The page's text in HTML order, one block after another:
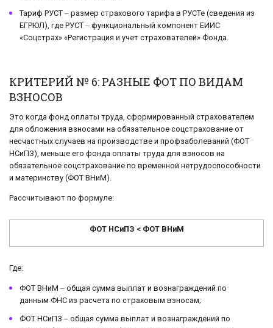
Тариф РУСТ ‒ размер страхового тарифа в РУСТе (сведения из
ЕГРЮЛ), где РУСТ ‒ функциональный компонент ЕИИС
«Соцстрах» «Регистрация и учет страхователей» Фонда.
КРИТЕРИЙ № 6: РАЗНЫЕ ФОТ ПО ВИДАМ
ВЗНОСОВ
Это когда фонд оплаты труда, сформированный страхователем
для обложения взносами на обязательное соцстрахование от
несчастных случаев на производстве и профзаболеваний (ФОТ
НСиПЗ), меньше его фонда оплаты труда для взносов на
обязательное соцстрахование по временной нетрудоспособности
и материнству (ФОТ ВНиМ).
Рассчитывают по формуле:
ФОТ НСиПЗ < ФОТ ВНиМ
Где:
ФОТ ВНиМ ‒ общая сумма выплат и вознаграждений по
данным ФНС из расчета по страховым взносам;
ФОТ НСиПЗ ‒ общая сумма выплат и вознаграждений по